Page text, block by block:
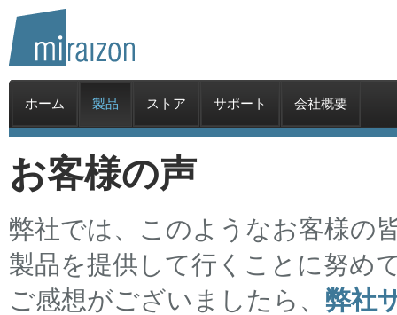
ホーム 製品 ストア サポート 会社概要
お客様の声
弊社では、このようなお客様の
製品を提供して行くことに努め
ご感想がございましたら、 弊社